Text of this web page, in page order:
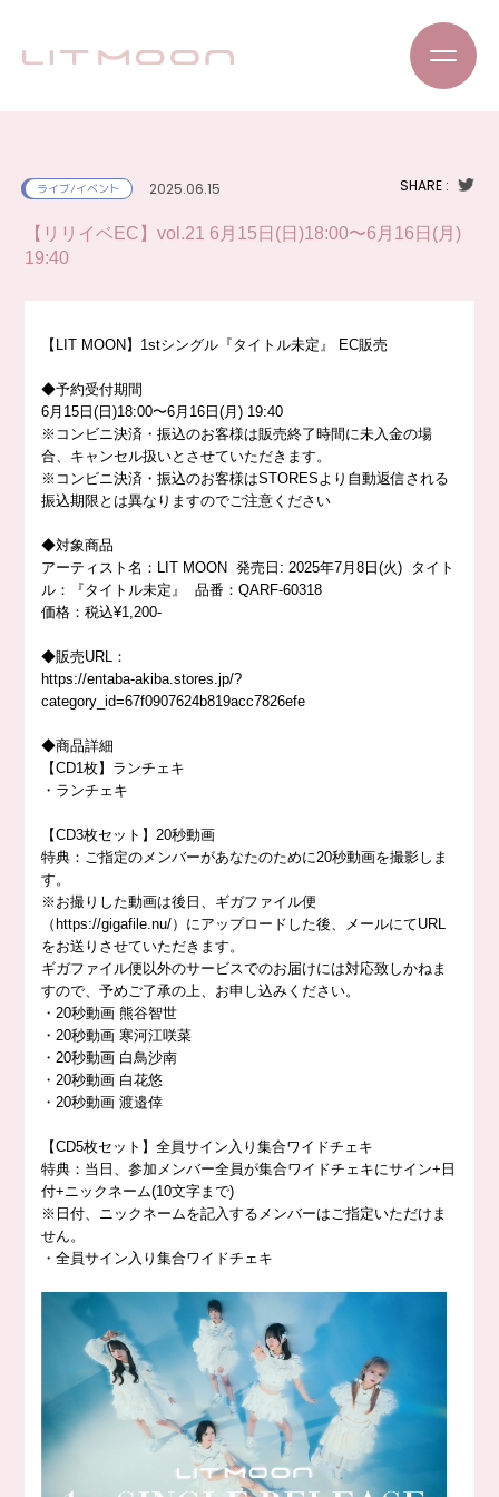
ライブ/イベント 2025.06.15 SHARE :
【リリイベEC】vol.21 6月15日(日)18:00〜6月16日(月)
19:40
【LIT MOON】1stシングル『タイトル未定』 EC販売
◆予約受付期間
6月15日(日)18:00〜6月16日(月) 19:40
※コンビニ決済・振込のお客様は販売終了時間に未入金の場
合、キャンセル扱いとさせていただきます。
※コンビニ決済・振込のお客様はSTORESより自動返信される
振込期限とは異なりますのでご注意ください
◆対象商品
アーティスト名：LIT MOON 発売日: 2025年7月8日(火) タイト
ル：『タイトル未定』 品番：QARF-60318
価格：税込¥1,200-
◆販売URL：
https://entaba-akiba.stores.jp/?
category_id=67f0907624b819acc7826efe
◆商品詳細
【CD1枚】ランチェキ
・ランチェキ
【CD3枚セット】20秒動画
特典：ご指定のメンバーがあなたのために20秒動画を撮影しま
す。
※お撮りした動画は後日、ギガファイル便
（https://gigafile.nu/）にアップロードした後、メールにてURL
をお送りさせていただきます。
ギガファイル便以外のサービスでのお届けには対応致しかねま
すので、予めご了承の上、お申し込みください。
・20秒動画 熊谷智世
・20秒動画 寒河江咲菜
・20秒動画 白鳥沙南
・20秒動画 白花悠
・20秒動画 渡邉倖
【CD5枚セット】全員サイン入り集合ワイドチェキ
特典：当日、参加メンバー全員が集合ワイドチェキにサイン+日
付+ニックネーム(10文字まで)
※日付、ニックネームを記入するメンバーはご指定いただけま
せん。
・全員サイン入り集合ワイドチェキ